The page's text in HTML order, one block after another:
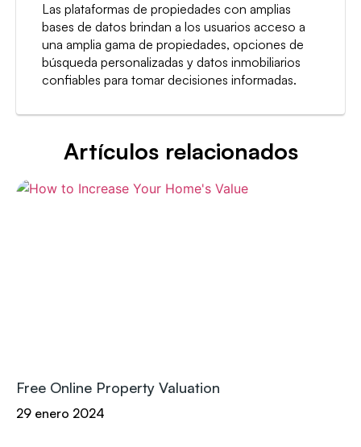
Las plataformas de propiedades con amplias
bases de datos brindan a los usuarios acceso a
una amplia gama de propiedades, opciones de
búsqueda personalizadas y datos inmobiliarios
confiables para tomar decisiones informadas.
Artículos relacionados
Free Online Property Valuation
29 enero 2024